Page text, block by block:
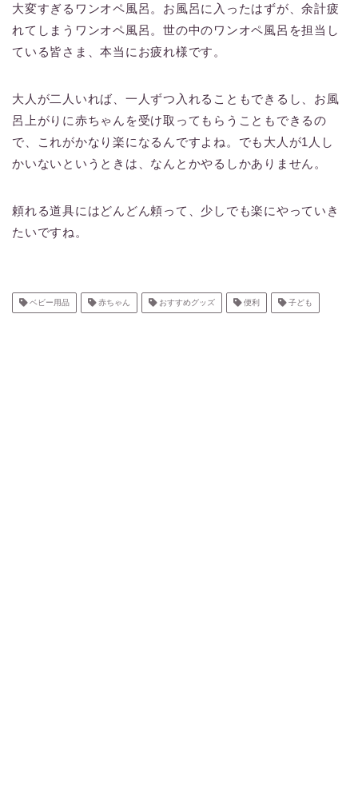
大変すぎるワンオペ風呂。お風呂に入ったはずが、余計疲
れてしまうワンオペ風呂。世の中のワンオペ風呂を担当し
ている皆さま、本当にお疲れ様です。
大人が二人いれば、一人ずつ入れることもできるし、お風
呂上がりに赤ちゃんを受け取ってもらうこともできるの
で、これがかなり楽になるんですよね。でも大人が1人し
かいないというときは、なんとかやるしかありません。
頼れる道具にはどんどん頼って、少しでも楽にやっていき
たいですね。
ベビー用品 赤ちゃん おすすめグッズ 便利 子ども